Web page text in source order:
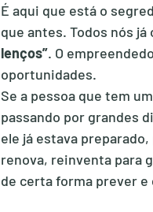
É aqui que está o
que antes. Todos nós
lenços”. O
oportunidades.
Se a pessoa que tem
passando por grandes
ele já estava
renova, reinventa para
de certa forma prever